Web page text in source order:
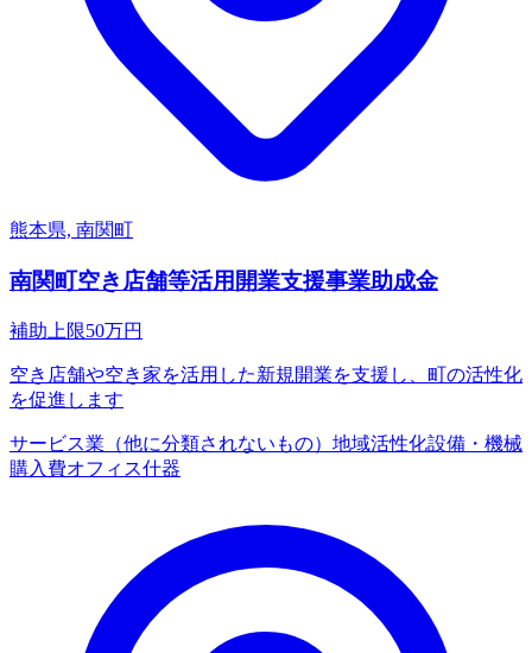
熊本県, 南関町
南関町空き店舗等活用開業支援事業助成金
補助上限50万円
空き店舗や空き家を活用した新規開業を支援し、町の活性化
を促進します
サービス業（他に分類されないもの） 地域活性化設備・機械
購入費オフィス什器